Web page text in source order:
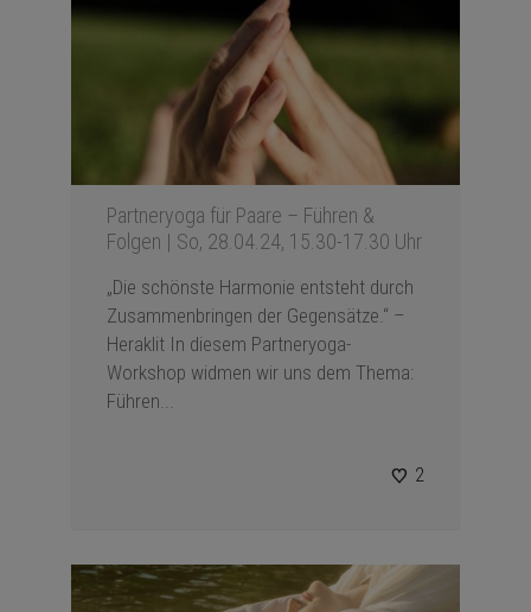
Partneryoga für Paare – Führen &
Folgen | So, 28.04.24, 15.30-17.30 Uhr
„Die schönste Harmonie entsteht durch
Zusammenbringen der Gegensätze.“ –
Heraklit In diesem Partneryoga-
Workshop widmen wir uns dem Thema:
Führen...
2